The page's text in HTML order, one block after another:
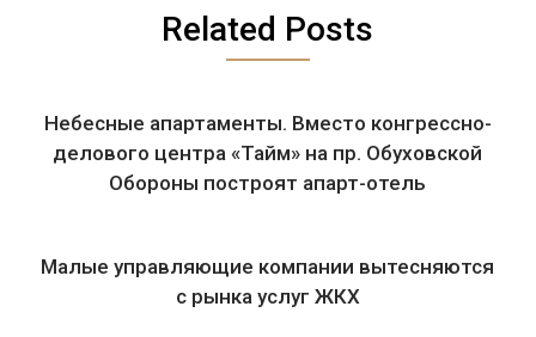
Related Posts
Небесные апартаменты. Вместо конгрессно-
делового центра «Тайм» на пр. Обуховской
Обороны построят апарт-отель
Малые управляющие компании вытесняются
с рынка услуг ЖКХ